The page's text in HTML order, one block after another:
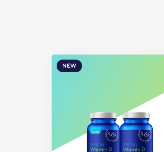
NEW